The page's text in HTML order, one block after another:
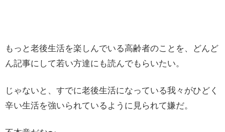
もっと老後生活を楽しんでいる高齢者のことを、どんど
ん記事にして若い方達にも読んでもらいたい。
じゃないと、すでに老後生活になっている我々がひどく
辛い生活を強いられているように見られて嫌だ。